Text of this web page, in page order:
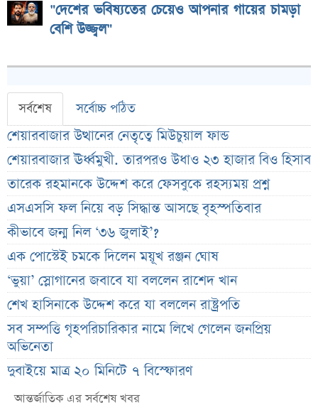
"দেশের ভবিষ্যতের চেয়েও আপনার গায়ের চামড়া
বেশি উজ্জ্বল"
সর্বশেষ সর্বোচ্চ পঠিত
শেয়ারবাজার উত্থানের নেতৃত্বে মিউচুয়াল ফান্ড
শেয়ারবাজার ঊর্ধ্বমুখী. তারপরও উধাও ২৩ হাজার বিও হিসাব
তারেক রহমানকে উদ্দেশ করে ফেসবুকে রহস্যময় প্রশ্ন
এসএসসি ফল নিয়ে বড় সিদ্ধান্ত আসছে বৃহস্পতিবার
কীভাবে জন্ম নিল ‘৩৬ জুলাই’?
এক পোস্টেই চমকে দিলেন ময়ূখ রঞ্জন ঘোষ
‘ভুয়া’ স্লোগানের জবাবে যা বললেন রাশেদ খান
শেখ হাসিনাকে উদ্দেশ করে যা বললেন রাষ্ট্রপতি
সব সম্পত্তি গৃহপরিচারিকার নামে লিখে গেলেন জনপ্রিয়
অভিনেতা
দুবাইয়ে মাত্র ২০ মিনিটে ৭ বিস্ফোরণ
জাকারবার্গকে ৩ দিনের আলটিমেটাম ভারতের
আন্তর্জাতিক এর সর্বশেষ খবর